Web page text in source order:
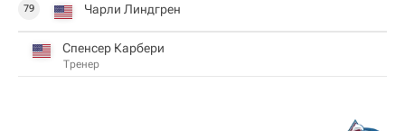
79 Чарли Линдгрен
Спенсер Карбери
Тренер